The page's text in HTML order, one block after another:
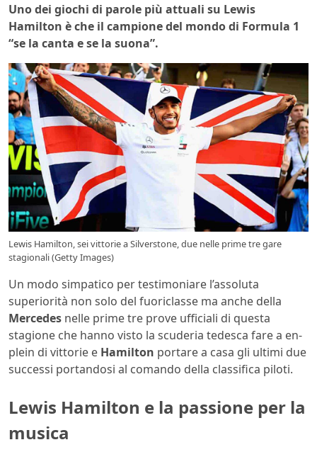
Uno dei giochi di parole più attuali su Lewis
Hamilton è che il campione del mondo di Formula 1
“se la canta e se la suona”.
Lewis Hamilton, sei vittorie a Silverstone, due nelle prime tre gare
stagionali (Getty Images)
Un modo simpatico per testimoniare l’assoluta
superiorità non solo del fuoriclasse ma anche della
Mercedes nelle prime tre prove ufficiali di questa
stagione che hanno visto la scuderia tedesca fare a en-
plein di vittorie e Hamilton portare a casa gli ultimi due
successi portandosi al comando della classifica piloti.
Lewis Hamilton e la passione per la
musica